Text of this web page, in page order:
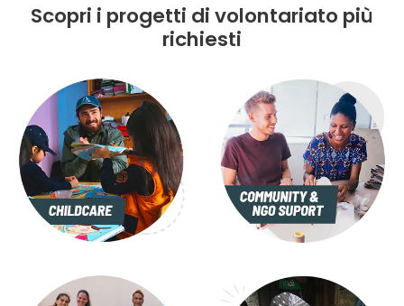
Scopri i progetti di volontariato più
richiesti